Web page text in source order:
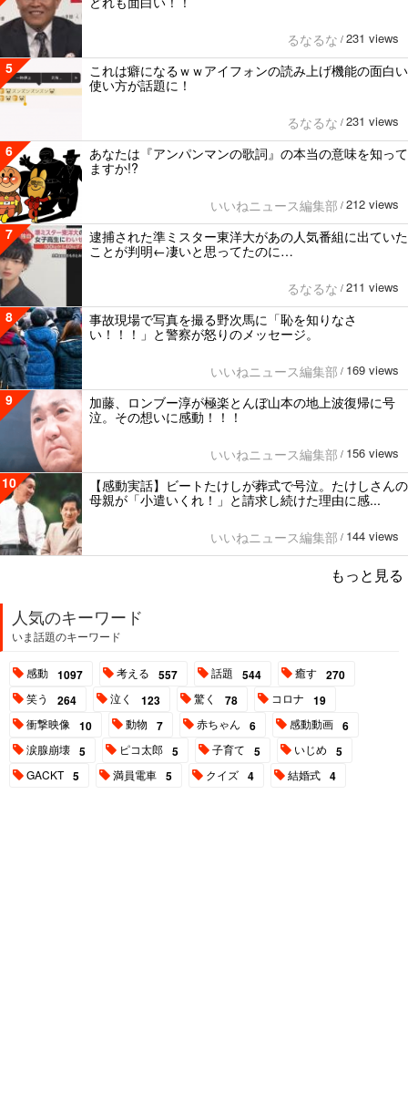
るなるな / 231 views
5
これは癖になるｗｗアイフォンの読み上げ機能の面白い
使い方が話題に！
るなるな / 231 views
6
あなたは『アンパンマンの歌詞』の本当の意味を知って
ますか!?
いいねニュース編集部 / 212 views
7
逮捕された準ミスター東洋大があの人気番組に出ていた
ことが判明←凄いと思ってたのに…
るなるな / 211 views
8
事故現場で写真を撮る野次馬に「恥を知りなさ
い！！！」と警察が怒りのメッセージ。
いいねニュース編集部 / 169 views
9
加藤、ロンブー淳が極楽とんぼ山本の地上波復帰に号
泣。その想いに感動！！！
いいねニュース編集部 / 156 views
10
【感動実話】ビートたけしが葬式で号泣。たけしさんの
母親が「小遣いくれ！」と請求し続けた理由に感...
いいねニュース編集部 / 144 views
もっと見る
人気のキーワード
いま話題のキーワード
感動 1097 考える 557 話題 544 癒す 270
笑う 264 泣く 123 驚く 78 コロナ 19
衝撃映像 10 動物 7 赤ちゃん 6 感動動画 6
涙腺崩壊 5 ピコ太郎 5 子育て 5 いじめ 5
GACKT 5 満員電車 5 クイズ 4 結婚式 4